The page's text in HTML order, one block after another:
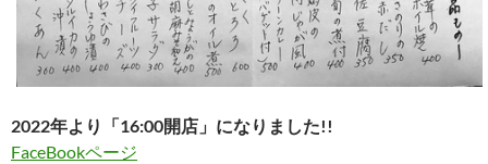
2022年より「16:00開店」になりました!!
FaceBookページ